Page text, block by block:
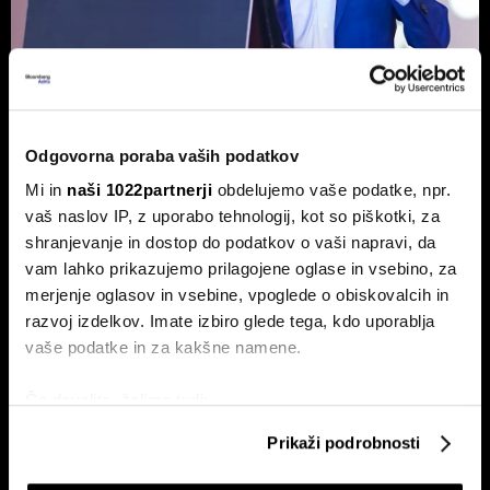
Odgovorna poraba vaših podatkov
Mi in naši 1022partnerji obdelujemo vaše podatke, npr.
vaš naslov IP, z uporabo tehnologij, kot so piškotki, za
shranjevanje in dostop do podatkov o vaši napravi, da
vam lahko prikazujemo prilagojene oglase in vsebino, za
merjenje oglasov in vsebine, vpoglede o obiskovalcih in
razvoj izdelkov. Imate izbiro glede tega, kdo uporablja
vaše podatke in za kakšne namene.
Identificirati napravo z aktivnim preverjanjem
Prikaži podrobnosti
razreda Xijevih 'piflarjev', ki služijo
milijarde
Globalna tekma za prevlado na področju AI-tehnologije
ustvarja novi rod kitajskih milijarderjev.
Kitajske stavi na domače čipe in
K3, sesuvajo Wall Street